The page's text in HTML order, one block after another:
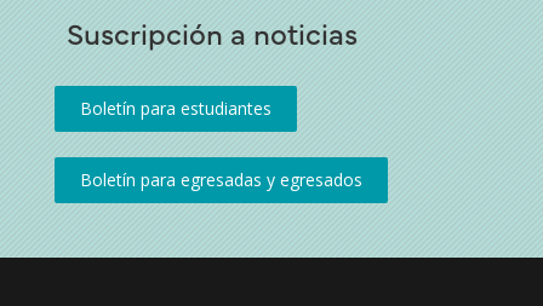
Suscripción a noticias